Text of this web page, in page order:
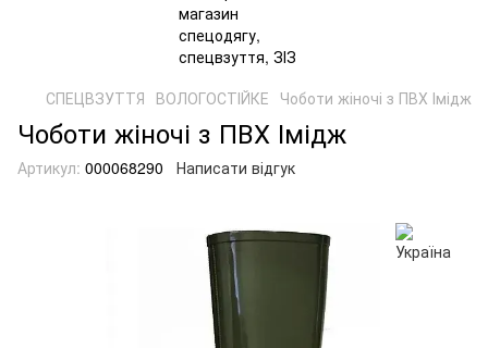
СПЕЦВЗУТТЯ ВОЛОГОСТІЙКЕ Чоботи жіночі з ПВХ Імідж
Чоботи жіночі з ПВХ Імідж
Артикул: 000068290 Написати відгук